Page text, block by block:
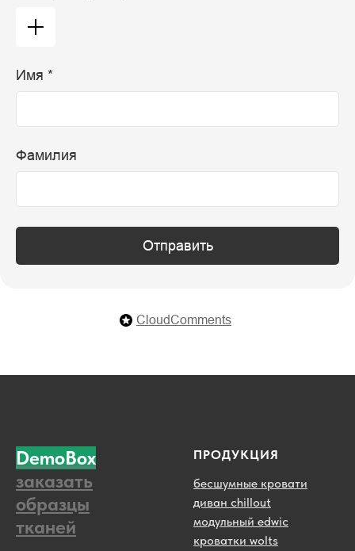
Имя *
Фамилия
Отправить
CloudComments
DemoBox
заказать
образцы
тканей
ПРОДУКЦИЯ
бесшумные кровати
диван chillout
модульный edwic
кроватки wolts